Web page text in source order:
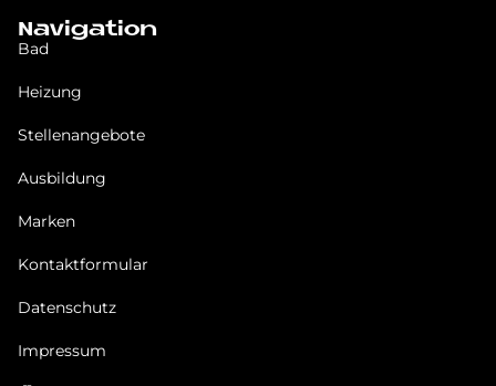
Navigation
Bad
Heizung
Stellenangebote
Ausbildung
Marken
Kontaktformular
Datenschutz
Impressum